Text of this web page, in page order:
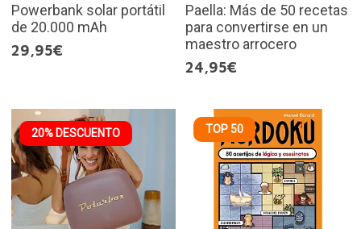
Powerbank solar portátil
de 20.000 mAh
29,95€
Paella: Más de 50 recetas
para convertirse en un
maestro arrocero
24,95€
20% DESCUENTO TOP 50